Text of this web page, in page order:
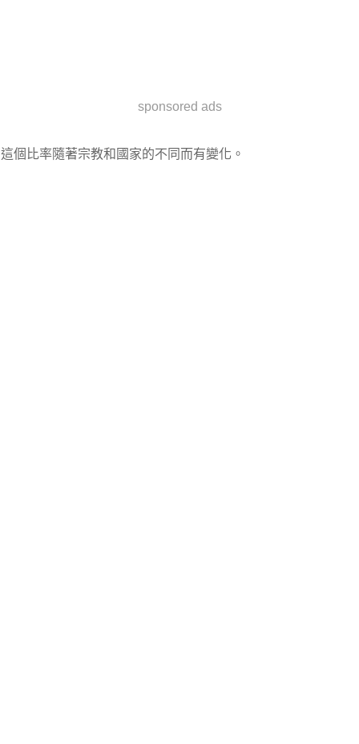
sponsored ads
這個比率隨著宗教和國家的不同而有變化。